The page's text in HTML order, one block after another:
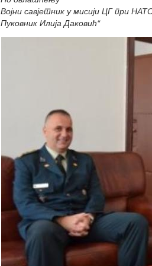
Војни савјетник у мисији ЦГ при
Пуковник Илија Даковић“